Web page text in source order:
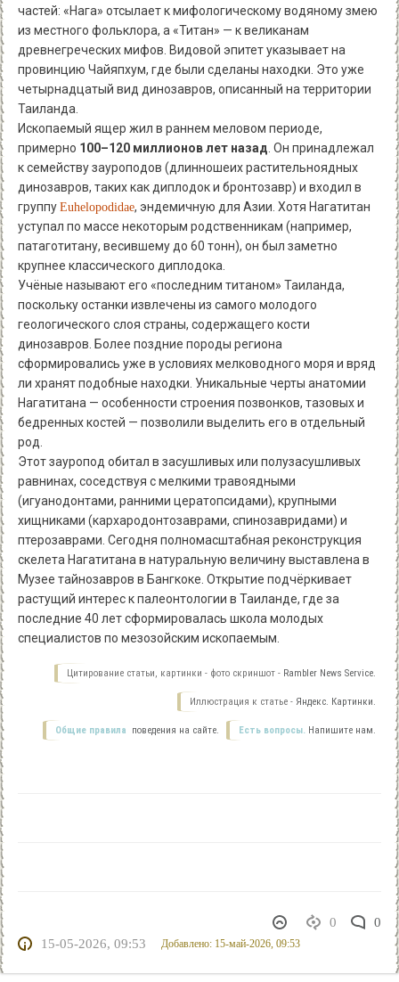
частей: «Нага» отсылает к мифологическому водяному змею
из местного фольклора, а «Титан» — к великанам
древнегреческих мифов. Видовой эпитет указывает на
провинцию Чайяпхум, где были сделаны находки. Это уже
четырнадцатый вид динозавров, описанный на территории
Таиланда.
Ископаемый ящер жил в раннем меловом периоде,
примерно 100–120 миллионов лет назад . Он принадлежал
к семейству зауроподов (длинношеих растительноядных
динозавров, таких как диплодок и бронтозавр) и входил в
группу Euhelopodidae, эндемичную для Азии. Хотя Нагатитан
уступал по массе некоторым родственникам (например,
патаготитану, весившему до 60 тонн), он был заметно
крупнее классического диплодока.
Учёные называют его «последним титаном» Таиланда,
поскольку останки извлечены из самого молодого
геологического слоя страны, содержащего кости
динозавров. Более поздние породы региона
сформировались уже в условиях мелководного моря и вряд
ли хранят подобные находки. Уникальные черты анатомии
Нагатитана — особенности строения позвонков, тазовых и
бедренных костей — позволили выделить его в отдельный
род.
Этот зауропод обитал в засушливых или полузасушливых
равнинах, соседствуя с мелкими травоядными
(игуанодонтами, ранними цератопсидами), крупными
хищниками (кархародонтозаврами, спинозавридами) и
птерозаврами. Сегодня полномасштабная реконструкция
скелета Нагатитана в натуральную величину выставлена в
Музее тайнозавров в Бангкоке. Открытие подчёркивает
растущий интерес к палеонтологии в Таиланде, где за
последние 40 лет сформировалась школа молодых
специалистов по мезозойским ископаемым.
Цитирование статьи, картинки - фото скриншот - Rambler News Service.
Иллюстрация к статье - Яндекс. Картинки.
Есть вопросы. Напишите нам.
Общие правила поведения на сайте.
0
0
15-05-2026, 09:53
Добавлено: 15-май-2026, 09:53